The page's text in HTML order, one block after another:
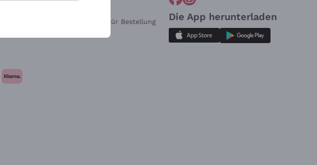
Widerrufsformular für Bestellung
Die App herunterladen